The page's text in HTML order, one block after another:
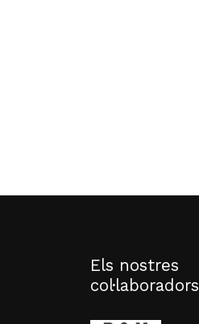
Els nostres
col·laboradors